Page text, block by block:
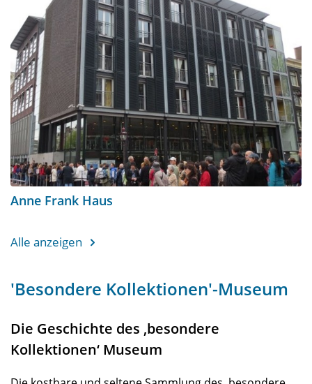
Anne Frank Haus
Alle anzeigen
'Besondere Kollektionen'-Museum
Die Geschichte des ‚besondere
Kollektionen‘ Museum